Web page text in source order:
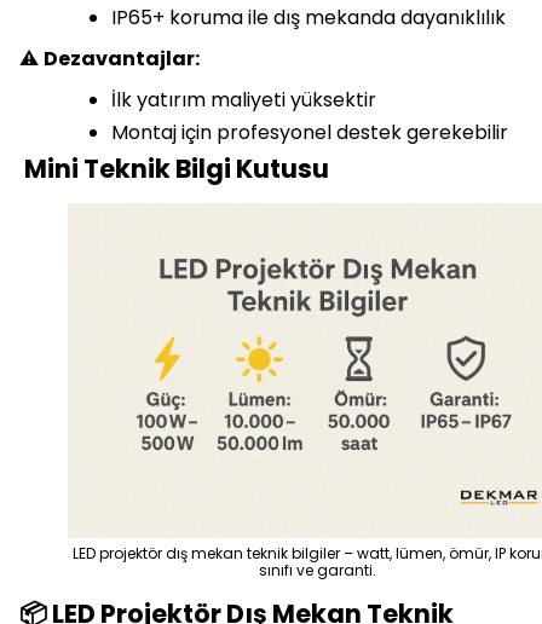
IP65+ koruma ile dış mekanda dayanıklılık
⚠️ Dezavantajlar:
İlk yatırım maliyeti yüksektir
Montaj için profesyonel destek gerekebilir
Mini Teknik Bilgi Kutusu
LED projektör dış mekan teknik bilgiler – watt, lümen, ömür, IP
sınıfı ve garanti.
📦 LED Projektör Dış Mekan Teknik